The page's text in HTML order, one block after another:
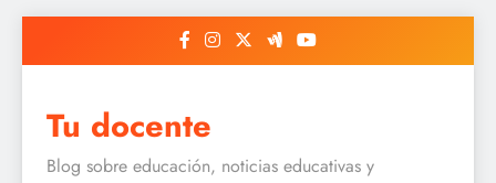
Tu docente
Blog sobre educación, noticias educativas y